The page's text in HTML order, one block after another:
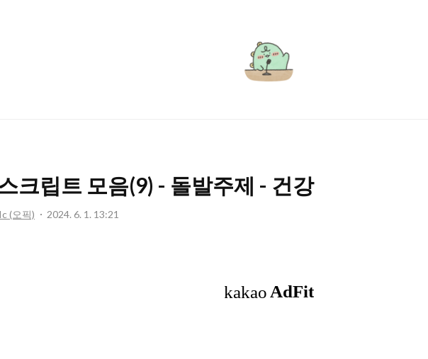
서
윤
크립트 모음(9) - 돌발주제 - 건강
(오픽) 2024. 6. 1. 13:21